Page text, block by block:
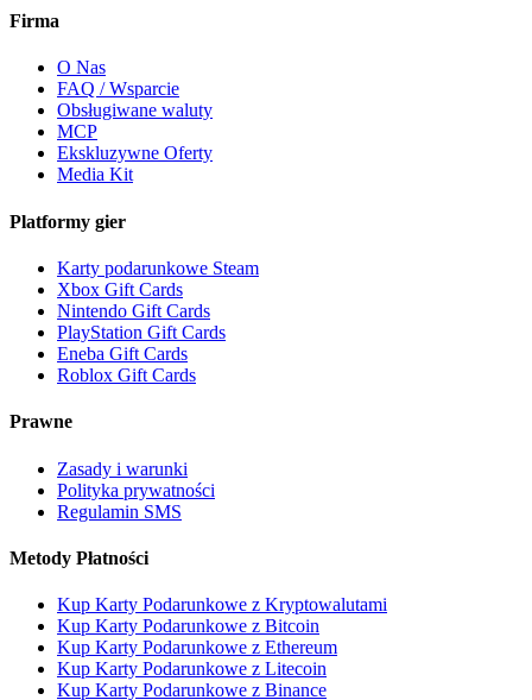
Firma
O Nas
FAQ / Wsparcie
Obsługiwane waluty
MCP
Ekskluzywne Oferty
Media Kit
Platformy gier
Karty podarunkowe Steam
Xbox Gift Cards
Nintendo Gift Cards
PlayStation Gift Cards
Eneba Gift Cards
Roblox Gift Cards
Prawne
Zasady i warunki
Polityka prywatności
Regulamin SMS
Metody Płatności
Kup Karty Podarunkowe z Kryptowalutami
Kup Karty Podarunkowe z Bitcoin
Kup Karty Podarunkowe z Ethereum
Kup Karty Podarunkowe z Litecoin
Kup Karty Podarunkowe z Binance